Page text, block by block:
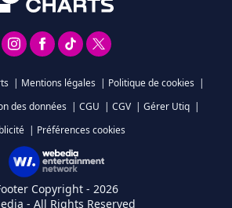
| Mentions légales | Politique de cookies |
des données | CGU | CGV | Gérer Utiq |
| Préférences cookies
Copyright - 2026
- All Rights Reserved